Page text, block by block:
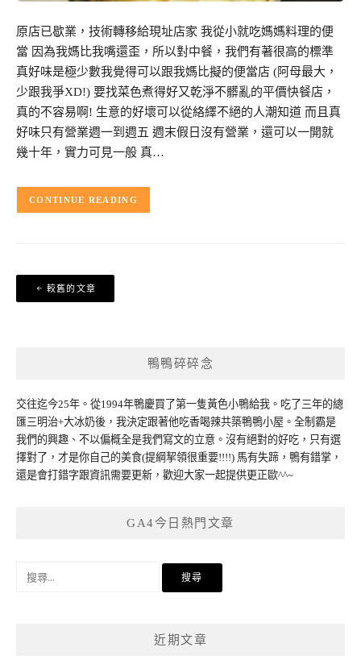
原店已歇業，技術轉移給現址店家 我從小就吃媽媽料理的便
當 因為我媽比我嘴還歪，所以對中餐，我們有著很高的標準
真好味是極少數我覺得可以跟我媽比擬的便當店 (阿母最大，
少跟我爭XD!) 要找菜色煮得好又乾淨不髒亂的平價快餐店，
真的不容易啊! 生意的好壞可以從絡繹不絕的人潮知道 而且真
好味只有營業週一到週五 週末假日沒有營業，還可以一開就
幾十年，實力可見一般 真…
CONTINUE READING
文
章
較舊的文章
鴨鴨碎碎念
交往迄今25年。從1994年鴨慶買了第一隻黃色小鴨給我。吃了三年的總
匯三明治+大冰奶後，我決定跟著他吃香喝辣共築鴨鴨小屋。全制霸是
我們的興趣、不以偏概全是我們寫文的立意。沒有絕對的好吃，只有選
擇對了，才是你自己的美食(提綱挈領很重要!!!!) 馬有失蹄，鴨有錯掌，
還是會打錯字跟資訊需要更新，歡迎大家一起提供更正歐^^~
GA4今日熱門文章
近期文章